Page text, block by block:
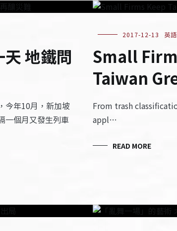
地鐵問
今年10月，新加坡
一個月又發生列車
2017-12-13 英語
Small
Taiwan
From trash
appl…
READ MORE